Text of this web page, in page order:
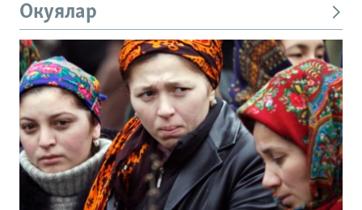
Окуялар